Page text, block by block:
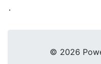
.
© 2026